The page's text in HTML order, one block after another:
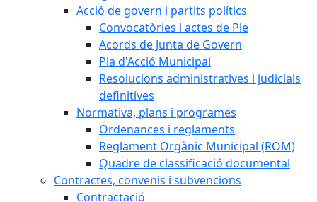
Acció de govern i partits polítics
Convocatòries i actes de Ple
Acords de Junta de Govern
Pla d'Acció Municipal
Resolucions administratives i judicials
definitives
Normativa, plans i programes
Ordenances i reglaments
Reglament Orgànic Municipal (ROM)
Quadre de classificació documental
Contractes, convenis i subvencions
Contractació